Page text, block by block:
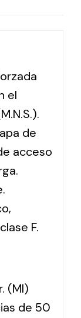
el
de
acceso
F.
(MI)
de 50